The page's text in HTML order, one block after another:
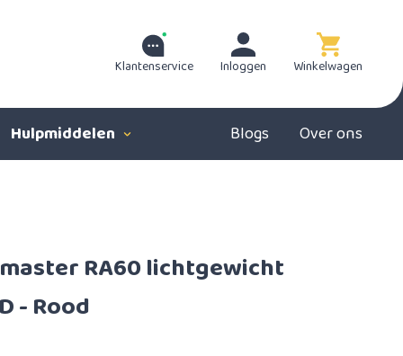
Klantenservice Inloggen Winkelwagen
Hulpmiddelen Blogs Over ons
RA60 lichtgewicht
- Rood